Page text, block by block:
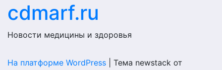
cdmarf.ru
Новости медицины и здоровья
На платформе WordPress
Тема newstack от